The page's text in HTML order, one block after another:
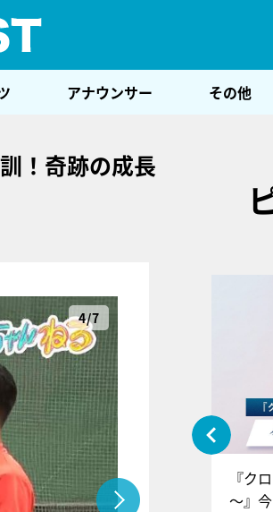
アナウンサー その他
！奇跡の成長
4/7
＝ラブ！げーみんぐ』＝LOV
愛羅＆佐々木舞香SPインタ
『ク
～』